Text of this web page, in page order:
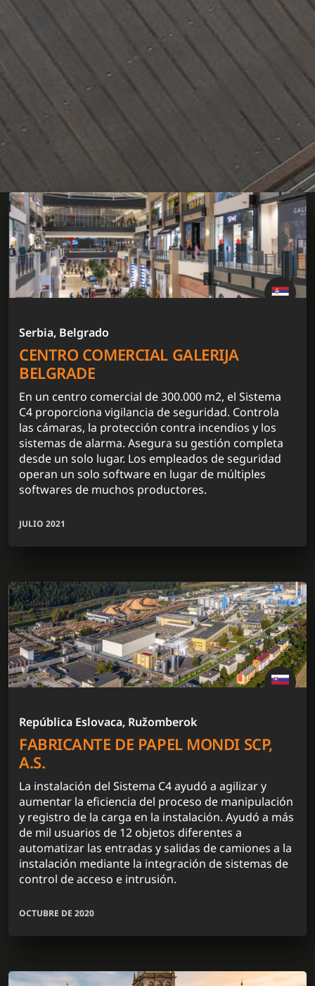
Serbia, Belgrado
CENTRO COMERCIAL GALERIJA
BELGRADE
En un centro comercial de 300.000 m2, el Sistema
C4 proporciona vigilancia de seguridad. Controla
las cámaras, la protección contra incendios y los
sistemas de alarma. Asegura su gestión completa
desde un solo lugar. Los empleados de seguridad
operan un solo software en lugar de múltiples
softwares de muchos productores.
JULIO 2021
República Eslovaca, Ružomberok
FABRICANTE DE PAPEL MONDI SCP,
A.S.
La instalación del Sistema C4 ayudó a agilizar y
aumentar la eficiencia del proceso de manipulación
y registro de la carga en la instalación. Ayudó a más
de mil usuarios de 12 objetos diferentes a
automatizar las entradas y salidas de camiones a la
instalación mediante la integración de sistemas de
control de acceso e intrusión.
OCTUBRE DE 2020